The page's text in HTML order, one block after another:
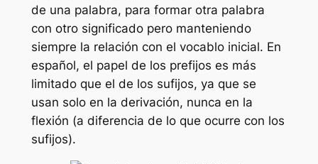
de una palabra, para formar otra palabra
con otro significado pero manteniendo
siempre la relación con el vocablo inicial. En
español, el papel de los prefijos es más
limitado que el de los sufijos, ya que se
usan solo en la derivación, nunca en la
flexión (a diferencia de lo que ocurre con los
sufijos).